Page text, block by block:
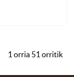
1 orria 51 orritik